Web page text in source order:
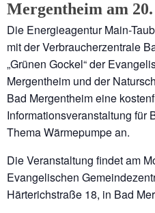
Mergentheim am
Die Energieagentur Main-
mit der Verbraucherzentrale
„Grünen Gockel“ der
Mergentheim und der
Bad Mergentheim eine
Informationsveranstaltung für
Thema Wärmepumpe an.
Die Veranstaltung findet am
Evangelischen
Härterichstraße 18, in Bad